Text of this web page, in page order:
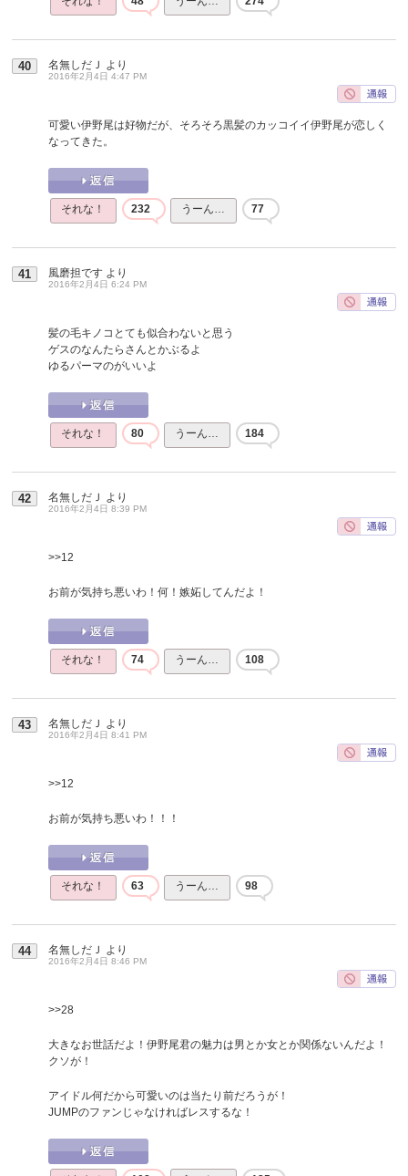
40 名無しだＪ より
2016年2月4日 4:47 PM
可愛い伊野尾は好物だが、そろそろ黒髪のカッコイイ伊野尾が恋しく
なってきた。
それな！ 232 うーん… 77
41 風磨担です より
2016年2月4日 6:24 PM
髪の毛キノコとても似合わないと思う
ゲスのなんたらさんとかぶるよ
ゆるパーマのがいいよ
それな！ 80 うーん… 184
42 名無しだＪ より
2016年2月4日 8:39 PM
>>12
お前が気持ち悪いわ！何！嫉妬してんだよ！
それな！ 74 うーん… 108
43 名無しだＪ より
2016年2月4日 8:41 PM
>>12
お前が気持ち悪いわ！！！
それな！ 63 うーん… 98
44 名無しだＪ より
2016年2月4日 8:46 PM
>>28
大きなお世話だよ！伊野尾君の魅力は男とか女とか関係ないんだよ！
クソが！
アイドル何だから可愛いのは当たり前だろうが！
JUMPのファンじゃなければレスするな！